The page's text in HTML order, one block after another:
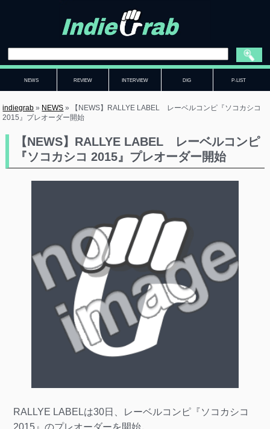
NEWS REVIEW INTERVIEW DIG P-LIST
indiegrab » NEWS »
【NEWS】RALLYE LABEL レーベルコンピ『ソコカシコ
2015』プレオーダー開始
【NEWS】RALLYE LABEL レーベルコンピ
『ソコカシコ 2015』プレオーダー開始
RALLYE LABELは30日、レーベルコンピ『ソコカシコ
2015』のプレオーダーを開始。